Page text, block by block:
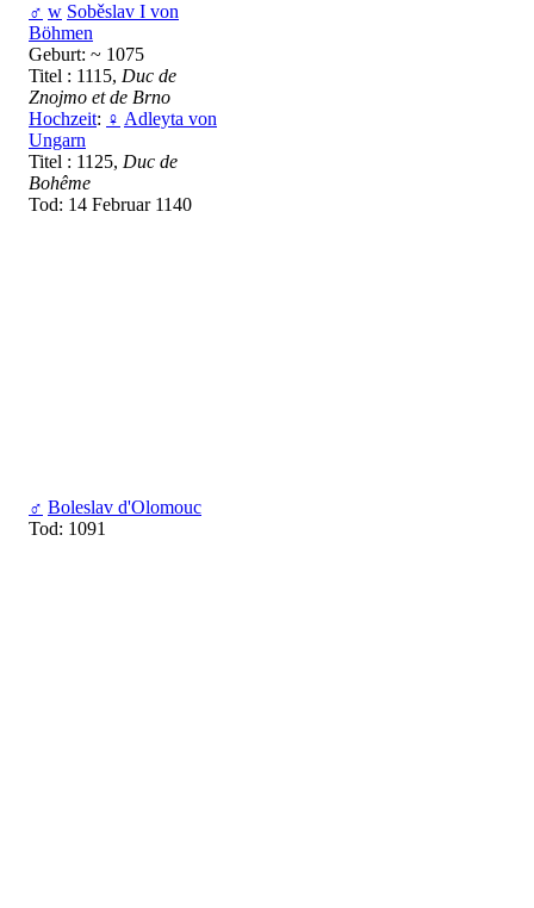
♂ w Soběslav I von
Böhmen
Geburt: ~ 1075
Titel : 1115, Duc de
Znojmo et de Brno
Hochzeit: ♀ Adleyta von
Ungarn
Titel : 1125, Duc de
Bohême
Tod: 14 Februar 1140
♂ Boleslav d'Olomouc
Tod: 1091